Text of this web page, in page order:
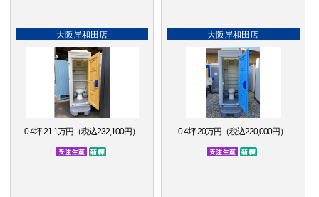
大阪岸和田店
0.4坪 21.1万円（税込232,100円）
受注生産品
新棟
大阪岸和田店
0.4坪 20万円（税込220,000円）
受注生産品
新棟